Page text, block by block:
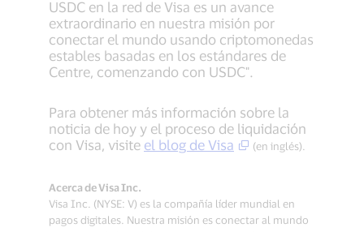
USDC en la red de Visa es un avance
extraordinario en nuestra misión por
conectar el mundo usando criptomonedas
estables basadas en los estándares de
Centre, comenzando con USDC".
Para obtener más información sobre la
noticia de hoy y el proceso de liquidación
con Visa, visite el blog de Visa (en inglés).
Acerca de Visa Inc.
Visa Inc. (NYSE: V) es la compañía líder mundial en
pagos digitales. Nuestra misión es conectar al mundo